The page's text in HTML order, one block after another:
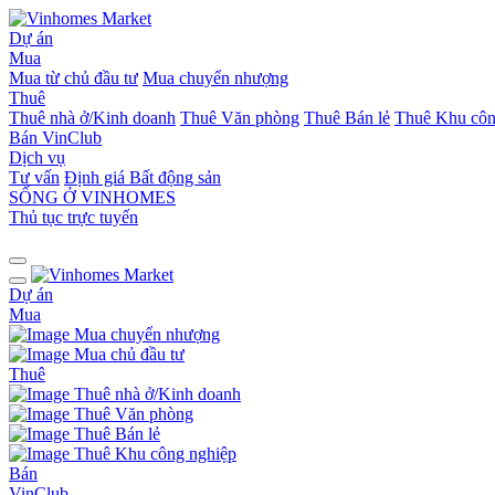
Dự án
Mua
Mua từ chủ đầu tư Mua chuyển nhượng
Thuê
Thuê nhà ở/Kinh doanh Thuê Văn phòng Thuê Bán lẻ Thuê Khu
Bán VinClub
Dịch vụ
Tư vấn Định giá Bất động sản
SỐNG Ở VINHOMES
Thủ tục trực tuyến
Dự án
Mua
Mua chuyển nhượng
Mua chủ đầu tư
Thuê
Thuê nhà ở/Kinh doanh
Thuê Văn phòng
Thuê Bán lẻ
Thuê Khu công nghiệp
Bán